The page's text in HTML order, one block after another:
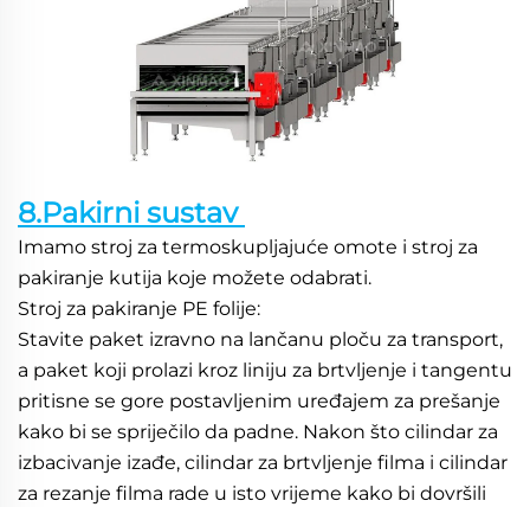
8.Pakirni sustav
Imamo stroj za termoskupljajuće omote i stroj za
pakiranje kutija koje možete odabrati.
Stroj za pakiranje PE folije:
Stavite paket izravno na lančanu ploču za transport,
a paket koji prolazi kroz liniju za brtvljenje i tangentu
pritisne se gore postavljenim uređajem za prešanje
kako bi se spriječilo da padne. Nakon što cilindar za
izbacivanje izađe, cilindar za brtvljenje filma i cilindar
za rezanje filma rade u isto vrijeme kako bi dovršili